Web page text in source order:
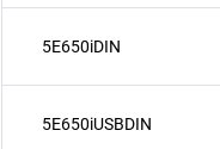
5E650iDIN
5E650iUSBDIN